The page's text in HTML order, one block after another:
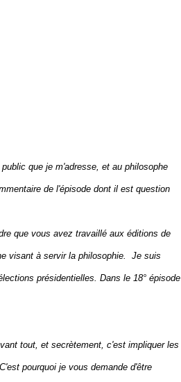
que je m'adresse, et au philosophe
de l'épisode dont il est question
que vous avez travaillé aux éditions de
visant à servir la philosophie. Je suis
présidentielles. Dans le 18° épisode
tout, et secrètement, c'est impliquer les
pourquoi je vous demande d'être